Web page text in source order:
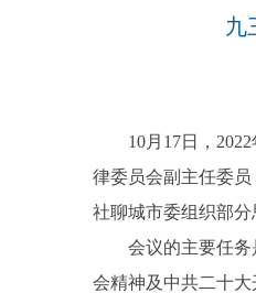
九
10月17日，2022
律委员会副主任委
社聊城市委组织部
会议的主要任务是
会精神及中共二十